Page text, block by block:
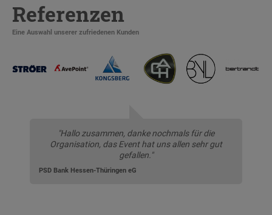
Referenzen
Eine Auswahl unserer zufriedenen Kunden
"Hallo zusammen, danke nochmals für die
Organisation, das Event hat uns allen sehr gut
gefallen."
PSD Bank Hessen-Thüringen eG